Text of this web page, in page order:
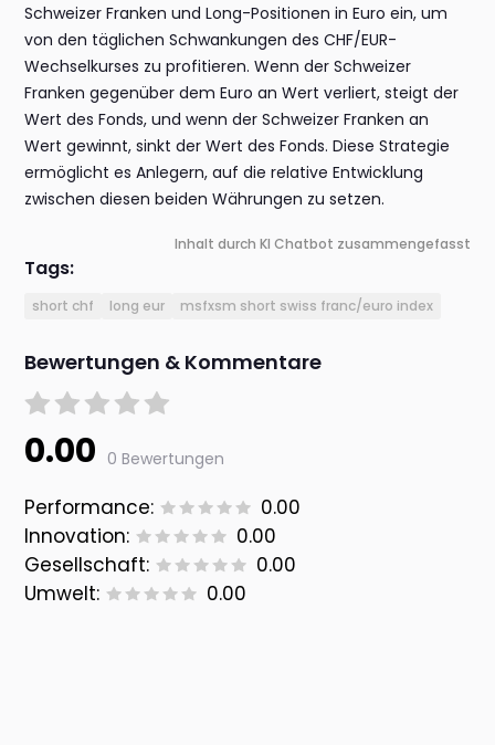
Schweizer Franken und Long-Positionen in Euro ein, um
von den täglichen Schwankungen des CHF/EUR-
Wechselkurses zu profitieren. Wenn der Schweizer
Franken gegenüber dem Euro an Wert verliert, steigt der
Wert des Fonds, und wenn der Schweizer Franken an
Wert gewinnt, sinkt der Wert des Fonds. Diese Strategie
ermöglicht es Anlegern, auf die relative Entwicklung
zwischen diesen beiden Währungen zu setzen.
Inhalt durch KI Chatbot zusammengefasst
Tags:
short chf long eur msfxsm short swiss franc/euro index
Bewertungen & Kommentare
0.00 0 Bewertungen
Performance:
0.00
Innovation:
0.00
Gesellschaft:
0.00
Umwelt:
0.00